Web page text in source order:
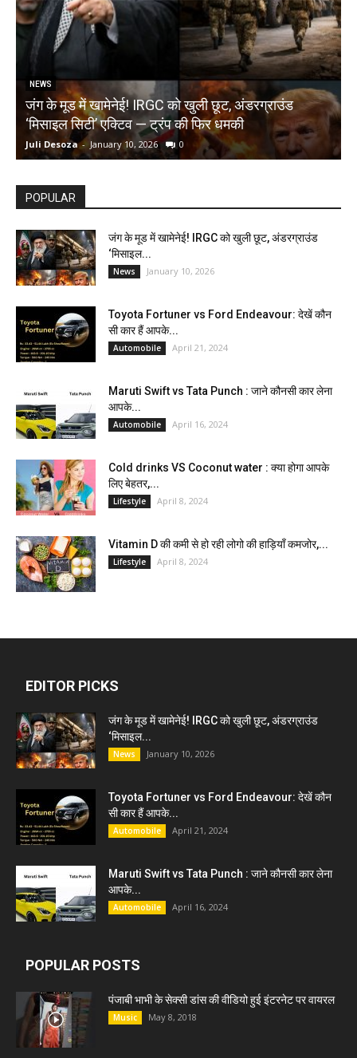
NEWS
जंग के मूड में खामेनेई! IRGC को खुली छूट, अंडरग्राउंड
‘मिसाइल सिटी’ एक्टिव — ट्रंप की फिर धमकी
Juli Desoza - January 10, 2026 0
POPULAR
जंग के मूड में खामेनेई! IRGC को खुली छूट, अंडरग्राउंड
‘मिसाइल...
News January 10, 2026
Toyota Fortuner vs Ford Endeavour: देखें कौन
सी कार हैं आपके...
Automobile April 21, 2024
Maruti Swift vs Tata Punch : जाने कौनसी कार लेना
आपके...
Automobile April 16, 2024
Cold drinks VS Coconut water : क्या होगा आपके
लिए बेहतर,...
Lifestyle April 8, 2024
Vitamin D की कमी से हो रही लोगो की हाड़ियाँ कमजोर,...
Lifestyle April 8, 2024
EDITOR PICKS
जंग के मूड में खामेनेई! IRGC को खुली छूट, अंडरग्राउंड
‘मिसाइल...
News January 10, 2026
Toyota Fortuner vs Ford Endeavour: देखें कौन
सी कार हैं आपके...
Automobile April 21, 2024
Maruti Swift vs Tata Punch : जाने कौनसी कार लेना
आपके...
Automobile April 16, 2024
POPULAR POSTS
पंजाबी भाभी के सेक्सी डांस की वीडियो हुई इंटरनेट पर वायरल
Music May 8, 2018